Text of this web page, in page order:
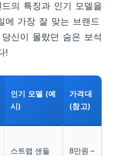
의 특징과 인기 모델을
에 가장 잘 맞는 브랜드
신이 몰랐던 숨은 보석
!
인기 모델 (예
시)
가격대
(참고)
스트랩 샌들
8만원 –